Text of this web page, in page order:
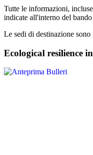
Tutte le informazioni,
indicate all'interno del
Le sedi di destinazione sono
Ecological resilience